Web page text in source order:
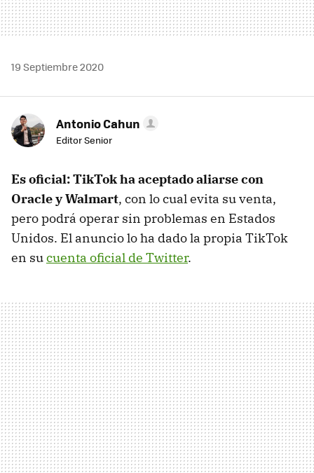
19 Septiembre 2020
Antonio Cahun
Editor Senior
Es oficial: TikTok ha aceptado aliarse con
Oracle y Walmart, con lo cual evita su venta,
pero podrá operar sin problemas en Estados
Unidos. El anuncio lo ha dado la propia TikTok
en sucuenta oficial de Twitter.